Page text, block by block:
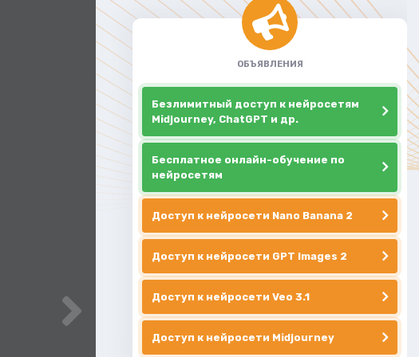
ОБЪЯВЛЕНИЯ
Безлимитный доступ к нейросетям
Midjourney, ChatGPT и др.
Бесплатное онлайн-обучение по
нейросетям
Доступ к нейросети Nano Banana 2
Доступ к нейросети GPT Images 2
Доступ к нейросети Veo 3.1
Доступ к нейросети Midjourney